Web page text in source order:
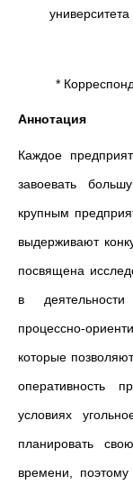
*
Аннотация
Каждое
завоевать
крупным
выдерживают
посвящена
в
процессно-
которые
оперативность
условиях
планировать
времени,